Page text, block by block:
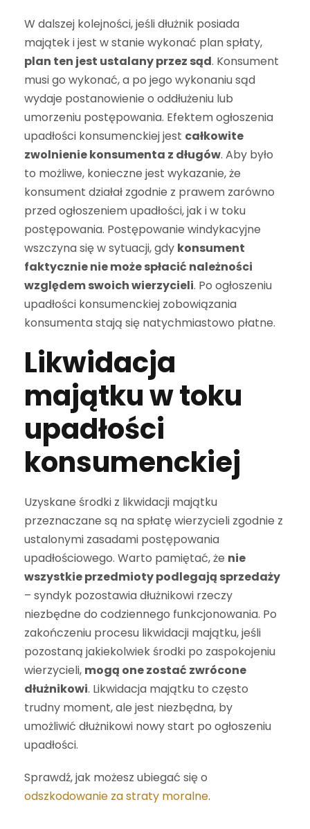
W dalszej kolejności, jeśli dłużnik posiada
majątek i jest w stanie wykonać plan spłaty,
plan ten jest ustalany przez sąd. Konsument
musi go wykonać, a po jego wykonaniu sąd
wydaje postanowienie o oddłużeniu lub
umorzeniu postępowania. Efektem ogłoszenia
upadłości konsumenckiej jest całkowite
zwolnienie konsumenta z długów. Aby było
to możliwe, konieczne jest wykazanie, że
konsument działał zgodnie z prawem zarówno
przed ogłoszeniem upadłości, jak i w toku
postępowania. Postępowanie windykacyjne
wszczyna się w sytuacji, gdy konsument
faktycznie nie może spłacić należności
względem swoich wierzycieli. Po ogłoszeniu
upadłości konsumenckiej zobowiązania
konsumenta stają się natychmiastowo płatne.
Likwidacja
majątku w toku
upadłości
konsumenckiej
Uzyskane środki z likwidacji majątku
przeznaczane są na spłatę wierzycieli zgodnie z
ustalonymi zasadami postępowania
upadłościowego. Warto pamiętać, że nie
wszystkie przedmioty podlegają sprzedaży
– syndyk pozostawia dłużnikowi rzeczy
niezbędne do codziennego funkcjonowania. Po
zakończeniu procesu likwidacji majątku, jeśli
pozostaną jakiekolwiek środki po zaspokojeniu
wierzycieli, mogą one zostać zwrócone
dłużnikowi. Likwidacja majątku to często
trudny moment, ale jest niezbędna, by
umożliwić dłużnikowi nowy start po ogłoszeniu
upadłości.
Sprawdź, jak możesz ubiegać się o
odszkodowanie za straty moralne.